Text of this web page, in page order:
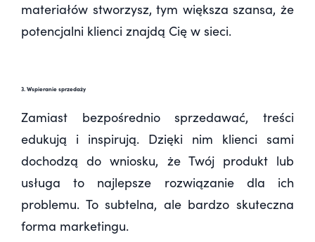
materiałów stworzysz, tym większa szansa, że
potencjalni klienci znajdą Cię w sieci.
3. Wspieranie sprzedaży
Zamiast bezpośrednio sprzedawać, treści
edukują i inspirują. Dzięki nim klienci sami
dochodzą do wniosku, że Twój produkt lub
usługa to najlepsze rozwiązanie dla ich
problemu. To subtelna, ale bardzo skuteczna
forma marketingu.